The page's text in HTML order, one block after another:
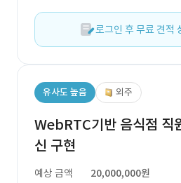
로그인 후 무료 견적
유사도 높음 외주
WebRTC기반 음식점 직
신 구현
예상 금액
20,000,000원